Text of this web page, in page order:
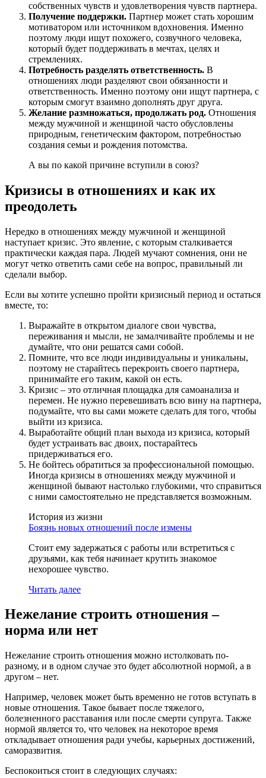
собственных чувств и удовлетворения чувств партнера.
Получение поддержки. Партнер может стать хорошим
мотиватором или источником вдохновения. Именно
поэтому люди ищут похожего, созвучного человека,
который будет поддерживать в мечтах, целях и
стремлениях.
Потребность разделять ответственность. В
отношениях люди разделяют свои обязанности и
ответственность. Именно поэтому они ищут партнера, с
которым смогут взаимно дополнять друг друга.
Желание размножаться, продолжать род. Отношения
между мужчиной и женщиной часто обусловлены
природным, генетическим фактором, потребностью
создания семьи и рождения потомства.
А вы по какой причине вступили в союз?
Кризисы в отношениях и как их
преодолеть
Нередко в отношениях между мужчиной и женщиной
наступает кризис. Это явление, с которым сталкивается
практически каждая пара. Людей мучают сомнения, они не
могут четко ответить сами себе на вопрос, правильный ли
сделали выбор.
Если вы хотите успешно пройти кризисный период и остаться
вместе, то:
Выражайте в открытом диалоге свои чувства,
переживания и мысли, не замалчивайте проблемы и не
думайте, что они решатся сами собой.
Помните, что все люди индивидуальны и уникальны,
поэтому не старайтесь перекроить своего партнера,
принимайте его таким, какой он есть.
Кризис – это отличная площадка для самоанализа и
перемен. Не нужно перевешивать всю вину на партнера,
подумайте, что вы сами можете сделать для того, чтобы
выйти из кризиса.
Выработайте общий план выхода из кризиса, который
будет устраивать вас двоих, постарайтесь
придерживаться его.
Не бойтесь обратиться за профессиональной помощью.
Иногда кризисы в отношениях между мужчиной и
женщиной бывают настолько глубокими, что справиться
с ними самостоятельно не представляется возможным.
История из жизни
Боязнь новых отношений после измены
Стоит ему задержаться с работы или встретиться с
друзьями, как тебя начинает крутить знакомое
нехорошее чувство.
Читать далее
Нежелание строить отношения –
норма или нет
Нежелание строить отношения можно истолковать по-
разному, и в одном случае это будет абсолютной нормой, а в
другом – нет.
Например, человек может быть временно не готов вступать в
новые отношения. Такое бывает после тяжелого,
болезненного расставания или после смерти супруга. Также
нормой является то, что человек на некоторое время
откладывает отношения ради учебы, карьерных достижений,
саморазвития.
Беспокоиться стоит в следующих случаях: